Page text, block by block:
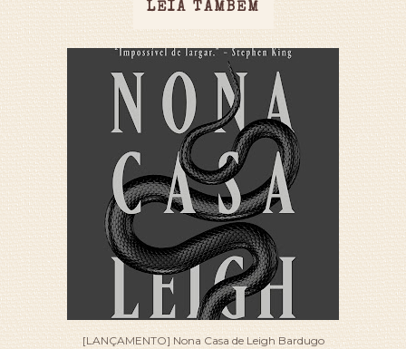
LEIA TAMBÉM
[LANÇAMENTO] Nona Casa de Leigh Bardugo